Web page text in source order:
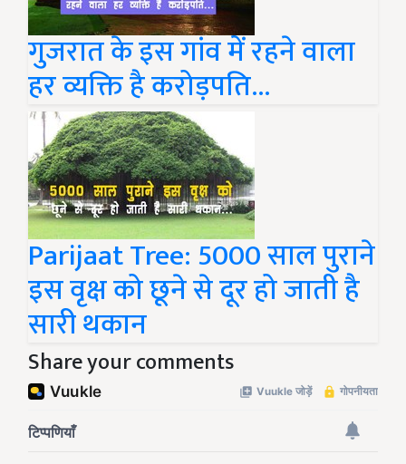
गुजरात के इस गांव में रहने वाला
हर व्यक्ति है करोड़पति...
Parijaat Tree: 5000 साल पुराने
इस वृक्ष को छूने से दूर हो जाती है
सारी थकान
Share your comments